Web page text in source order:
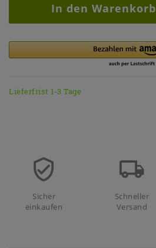
In den Warenkorb
Lieferfrist 1-3 Tage
Sicher
einkaufen
Schneller
Versand